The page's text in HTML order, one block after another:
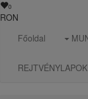
0
RON
Főoldal
REJTVÉNYLAPOK